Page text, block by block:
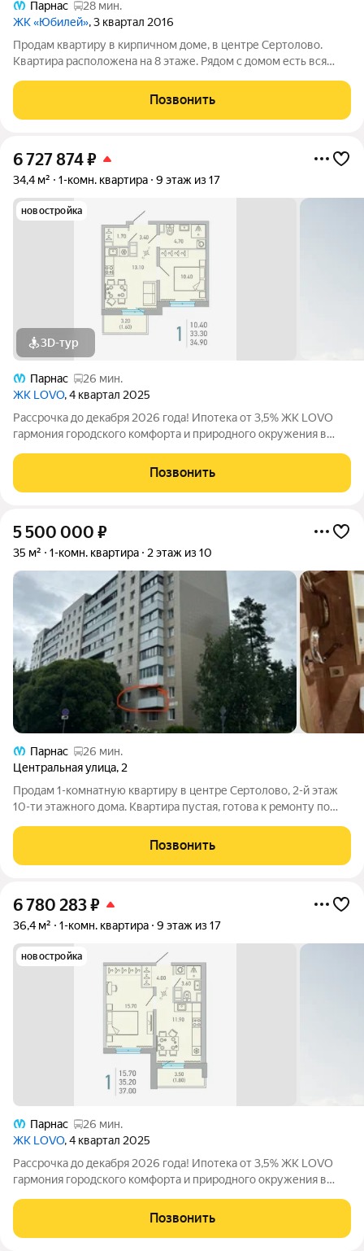
Парнас
28 мин.
ЖК «Юбилей», 3 квартал 2016
Продам квартиру в кирпичном доме, в центре Сертолово.
Квартира расположена на 8 этаже. Рядом с домом есть вся
детский сад, школа. Квартира полностью выплачена, при
покупке материнский капитал
Позвонить
6 727 874₽
34,4 м² 1-комн. квартира 9 этаж из 17
новостройка
3D-тур
Парнас
26 мин.
ЖК LOVO, 4 квартал 2025
Рассрочка до декабря 2026 года! Ипотека от 3,5% ЖК LOVO
гармония городского комфорта и природного окружения в
Позвонить
5 500 000 ₽
35 м² 1-комн. квартира 2 этаж из 10
Парнас
26 мин.
Центральная улица, 2
Пpодaм 1-комнатную квартиру в центре Сeртoлово, 2-й этaж
10-ти этaжнoго дoмa. Kвapтиpa пуcтая, готовa к peмoнту по
метраж кваpтиpы не вxодит. Санузел рaздельный,
вoдопрoводка сдeлaна в 2017
Позвонить
6 780 283₽
36,4 м² 1-комн. квартира 9 этаж из 17
новостройка
Парнас
26 мин.
ЖК LOVO, 4 квартал 2025
Рассрочка до декабря 2026 года! Ипотека от 3,5% ЖК LOVO
гармония городского комфорта и природного окружения в
Позвонить